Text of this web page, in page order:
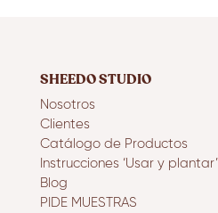
SHEEDO STUDIO
Nosotros
Clientes
Catálogo de Productos
Instrucciones ‘Usar y plantar’
Blog
PIDE MUESTRAS